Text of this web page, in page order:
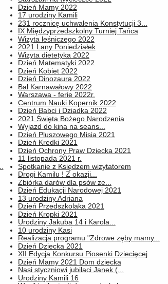
Dzień Mamy 2022
17 urodziny Kamili
231 rocznicę uchwalenia Konstytucji 3...
IX Międzyprzedszkolny Turniej Tańca
Wizyta leśniczego 2022
2021 Lany Poniedziałek
Wizyta dietetyka 2022
Dzień Matematyki 2022
Dzień Kobiet 2022
Dzień Dinozaura 2022
Bal Karnawałowy 2022
Warszawa - ferie 2022r.
Centrum Nauki Kopernik 2022
Dzień Babci i Dziadka 2022
2021 Święta Bożego Narodzenia
Wyjazd do kina na seans...
Dzień Pluszowego Misia 2021
Dzień Kredki 2021
Dzień Ochrony Praw Dziecka 2021
11 listopada 2021 r.
Spotkanie z Księdzem wizytatorem
Drogi Kamilu ! Z okazji...
Zbiórka darów dla psów ze...
Dzień Edukacji Narodowej 2021
13 urodziny Adriana
Dzień Przedszkolaka 2021
Dzień Kropki 2021
Urodziny Jakuba 14 i Karola...
10 urodziny Kasi
Realizacja programu "Zdrowe zęby mamy...
Dzień Dziecka 2021
XII Edycja Konkursu Piosenki Dziecięcej
Dzień Mamy 2021 Dom dziecka
Nasi styczniowi jubilaci Janek (...
Urodziny Kamili 16